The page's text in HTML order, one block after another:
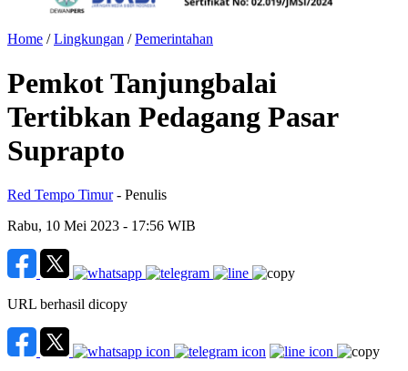
Home /Lingkungan /Pemerintahan
Pemkot Tanjungbalai
Tertibkan Pedagang Pasar
Suprapto
Red Tempo Timur - Penulis
Rabu, 10 Mei 2023 - 17:56 WIB
URL berhasil dicopy